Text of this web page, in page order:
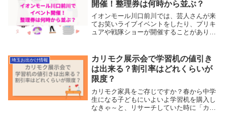
開催！整理券は何時から並ぶ？
イオンモール川口前川では、芸人さんが来
てお笑いライブイベントをしたり、プリキ
ュアや戦隊ショーが開催することがありま
かなり人が動くようになり、イオンモール
川口前川...
埼玉お出かけ情報
カリモク展示会で学習机の値引き
は出来る？割引率はどれくらいが
限度？
カリモク家具をご存じですか？春から中学
生になる子どもにいよいよ学習机を購入し
なきゃ～と、リサーチしていた時に「カリ